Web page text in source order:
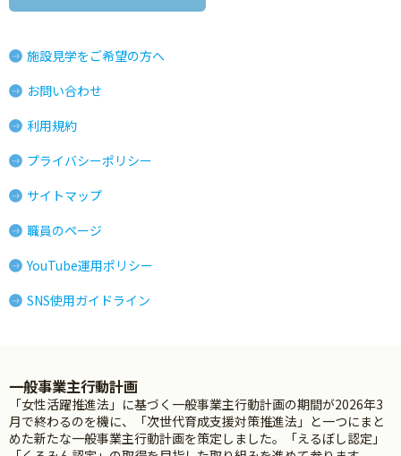
施設見学をご希望の方へ
お問い合わせ
利用規約
プライバシーポリシー
サイトマップ
職員のページ
YouTube運用ポリシー
SNS使用ガイドライン
一般事業主行動計画
「女性活躍推進法」に基づく一般事業主行動計画の期間が2026年3
月で終わるのを機に、「次世代育成支援対策推進法」と一つにまと
めた新たな一般事業主行動計画を策定しました。「えるぼし認定」